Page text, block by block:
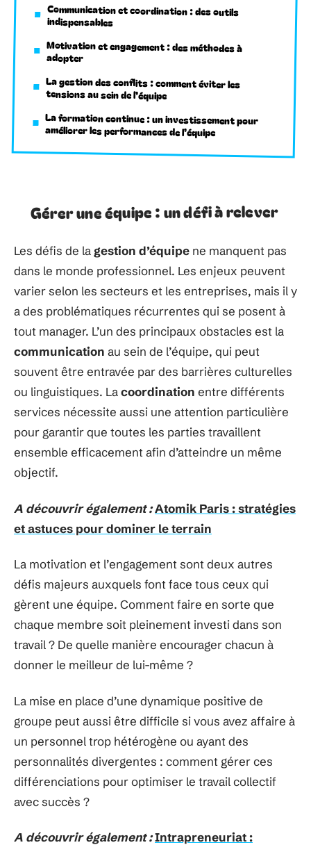
Communication et coordination : des outils
indispensables
Motivation et engagement : des méthodes à
adopter
La gestion des conflits : comment éviter les
tensions au sein de l’équipe
La formation continue : un investissement pour
améliorer les performances de l’équipe
Gérer une équipe : un défi à relever
Les défis de la gestion d’équipe ne manquent pas
dans le monde professionnel. Les enjeux peuvent
varier selon les secteurs et les entreprises, mais il y
a des problématiques récurrentes qui se posent à
tout manager. L’un des principaux obstacles est la
communication au sein de l’équipe, qui peut
souvent être entravée par des barrières culturelles
ou linguistiques. Lacoordination entre différents
services nécessite aussi une attention particulière
pour garantir que toutes les parties travaillent
ensemble efficacement afin d’atteindre un même
objectif.
A découvrir également :Atomik Paris : stratégies
et astuces pour dominer le terrain
La motivation et l’engagement sont deux autres
défis majeurs auxquels font face tous ceux qui
gèrent une équipe. Comment faire en sorte que
chaque membre soit pleinement investi dans son
travail ? De quelle manière encourager chacun à
donner le meilleur de lui-même ?
La mise en place d’une dynamique positive de
groupe peut aussi être difficile si vous avez affaire à
un personnel trop hétérogène ou ayant des
personnalités divergentes : comment gérer ces
différenciations pour optimiser le travail collectif
avec succès ?
A découvrir également :Intrapreneuriat :